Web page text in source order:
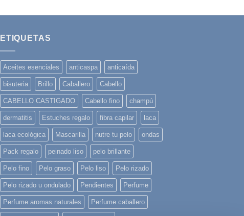
ETIQUETAS
Aceites esenciales anticaspa anticaída
bisuteria Brillo Caballero Cabello
CABELLO CASTIGADO Cabello fino champú
dermatitis Estuches regalo fibra capilar laca
laca ecológica Mascarilla nutre tu pelo ondas
Pack regalo peinado liso pelo brillante
Pelo fino Pelo graso Pelo liso Pelo rizado
Pelo rizado u ondulado Pendientes Perfume
Perfume aromas naturales Perfume caballero